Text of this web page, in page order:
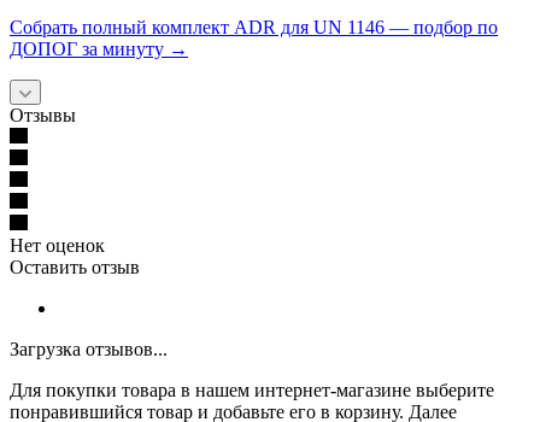
Собрать полный комплект ADR для UN 1146 — подбор по
ДОПОГ за минуту →
Отзывы
Нет оценок
Оставить отзыв
Загрузка отзывов...
Для покупки товара в нашем интернет-магазине выберите
понравившийся товар и добавьте его в корзину. Далее